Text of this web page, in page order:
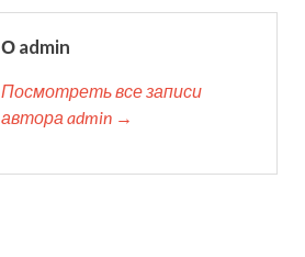
О admin
Посмотреть все записи
автора admin →